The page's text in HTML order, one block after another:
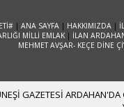
| ANA SAYFA| HAKKIMIZDA|
MİLLİ EMLAK | İLAN
MEHMET AVŞAR- KEÇE DİNE
GAZETESİ